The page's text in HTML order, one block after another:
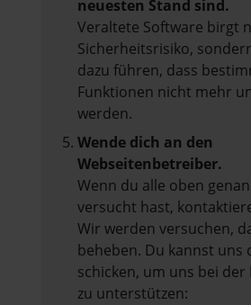
neuesten Stand sind.
Veraltete Software birgt
Sicherheitsrisiko,
dazu führen, dass
Funktionen nicht mehr
werden.
Wende dich an den
Webseitenbetreiber.
Wenn du alle oben
versucht hast,
Wir werden versuchen,
beheben. Du kannst uns
schicken, um uns bei der
zu unterstützen: